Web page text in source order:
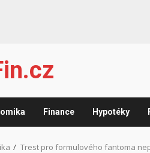
Finance Hypotéky
Trest pro formulového fantoma